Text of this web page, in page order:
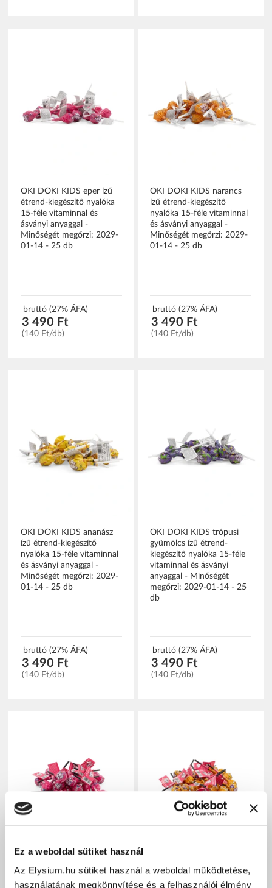
Ez a weboldal sütiket használ
Az Elysium.hu sütiket használ a weboldal működtetése,
használatának megkönnyítése és a felhasználói élmény
OKI DOKI KIDS eper ízű
étrend-kiegészítő nyalóka
15-féle vitaminnal és
ásványi anyaggal -
Minőségét megőrzi: 2029-
01-14 - 25 db
bruttó (27% ÁFA)
3 490 Ft
(140 Ft/db)
OKI DOKI KIDS narancs
ízű étrend-kiegészítő
nyalóka 15-féle vitaminnal
és ásványi anyaggal -
Minőségét megőrzi: 2029-
01-14 - 25 db
bruttó (27% ÁFA)
3 490 Ft
(140 Ft/db)
OKI DOKI KIDS ananász
ízű étrend-kiegészítő
nyalóka 15-féle vitaminnal
és ásványi anyaggal -
Minőségét megőrzi: 2029-
01-14 - 25 db
bruttó (27% ÁFA)
3 490 Ft
(140 Ft/db)
OKI DOKI KIDS trópusi
gyümölcs ízű étrend-
kiegészítő nyalóka 15-féle
vitaminnal és ásványi
anyaggal - Minőségét
megőrzi: 2029-01-14 - 25
db
bruttó (27% ÁFA)
3 490 Ft
(140 Ft/db)
OKI DOKI KIDS
cukormentes, eper ízű
OKI DOKI KIDS
cukormentes, narancs ízű